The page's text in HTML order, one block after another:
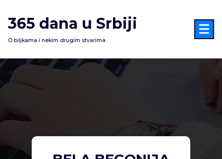
na
sadržaj
365 dana u Srbiji
O biljkama i nekim drugim stvarima